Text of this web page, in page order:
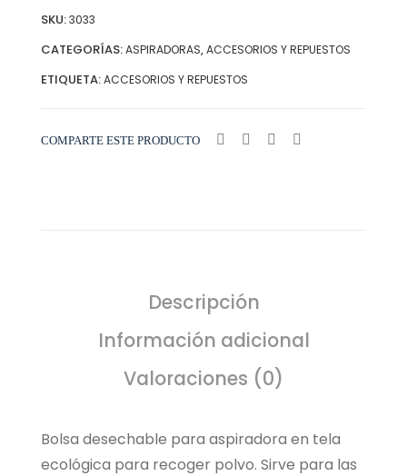
SKU:3033
CATEGORÍAS:ASPIRADORAS,ACCESORIOS Y REPUESTOS
ETIQUETA:ACCESORIOS Y REPUESTOS
COMPARTE ESTE PRODUCTO
Descripción
Información adicional
Valoraciones (0)
Bolsa desechable para aspiradora en tela
ecológica para recoger polvo. Sirve para las